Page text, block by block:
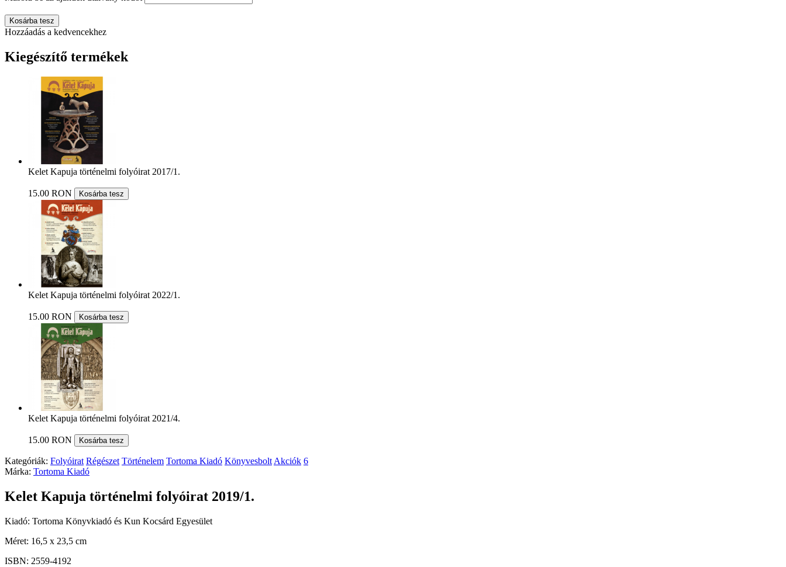
Kosárba tesz
Hozzáadás a kedvencekhez
Kiegészítő termékek
Kelet Kapuja történelmi folyóirat 2017/1.
15.00 RON Kosárba tesz
Kelet Kapuja történelmi folyóirat 2022/1.
15.00 RON Kosárba tesz
Kelet Kapuja történelmi folyóirat 2021/4.
15.00 RON Kosárba tesz
Kategóriák: Folyóirat Régészet Történelem Tortoma Kiadó Könyvesbolt Akciók 6
Márka: Tortoma Kiadó
Kelet Kapuja történelmi folyóirat 2019/1.
Kiadó: Tortoma Könyvkiadó és Kun Kocsárd Egyesület
Méret: 16,5 x 23,5 cm
ISBN: 2559-4192